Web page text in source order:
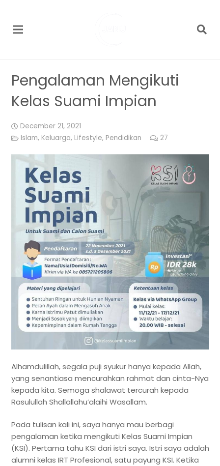
Pengalaman Mengikuti
Kelas Suami Impian
December 21, 2021
Islam, Keluarga, Lifestyle, Pendidikan 27
Alhamdulillah, segala puji syukur hanya kepada Allah,
yang senantiasa mencurahkan rahmat dan cinta-Nya
kepada kita. Semoga shalawat tercurah kepada
Rasulullah Shallallahu’alaihi Wasallam.
Pada tulisan kali ini, saya hanya mau berbagi
pengalaman ketika mengikuti Kelas Suami Impian
(KSI). Pertama tahu KSI dari istri saya. Istri saya adalah
alumni kelas IRT Profesional, satu payung KSI. Ketika